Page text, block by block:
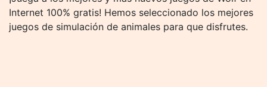
Internet 100% gratis! Hemos seleccionado los mejores
juegos de simulación de animales para que disfrutes.